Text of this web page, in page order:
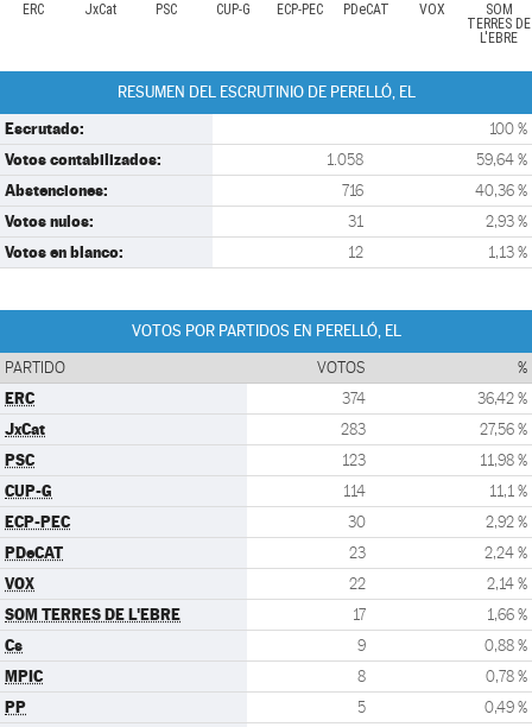
ERC JxCat PSC CUP-G ECP-PEC PDeCAT VOX
SOM
TERRES DE
L'EBRE
RESUMEN DEL ESCRUTINIO DE PERELLÓ, EL
Escrutado: 100 %
Votos contabilizados: 1.058 59,64 %
Abstenciones: 716 40,36 %
Votos nulos: 31 2,93 %
Votos en blanco: 12 1,13 %
VOTOS POR PARTIDOS EN PERELLÓ, EL
PARTIDO VOTOS %
ERC 374 36,42 %
JxCat 283 27,56 %
PSC 123 11,98 %
CUP-G 114 11,1 %
ECP-PEC 30 2,92 %
PDeCAT 23 2,24 %
VOX 22 2,14 %
SOM TERRES DE L'EBRE 17 1,66 %
Cs 9 0,88 %
MPIC 8 0,78 %
PP 5 0,49 %